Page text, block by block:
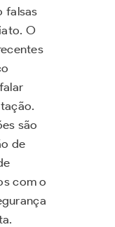
falsas
O
são
de
com o